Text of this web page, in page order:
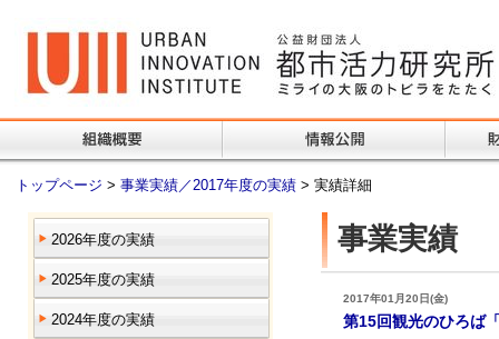
トップページ > 事業実績／2017年度の実績 > 実績詳細
2026年度の実績
2025年度の実績
2024年度の実績
事業実績
2017年01月20日(金)
第15回観光のひろば